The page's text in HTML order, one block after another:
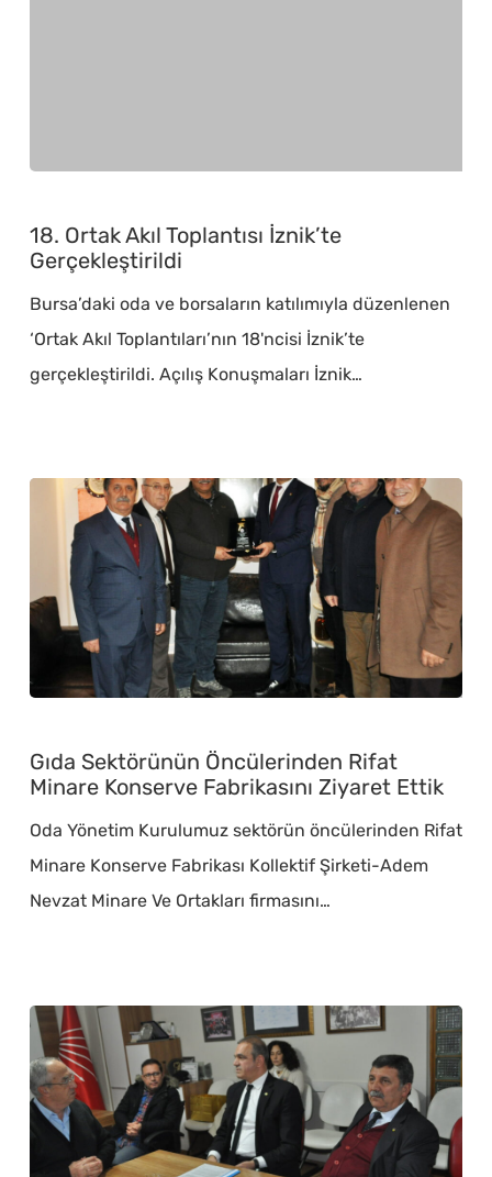
Ortak
Akıl
Toplantısı
İznik’te
Gerçekleştirildi
18. Ortak Akıl Toplantısı İznik’te
Gerçekleştirildi
Bursa’daki oda ve borsaların katılımıyla düzenlenen
‘Ortak Akıl Toplantıları’nın 18'ncisi İznik’te
gerçekleştirildi. Açılış Konuşmaları İznik…
Sektörünün
Öncülerinden
Rifat
Minare
Konserve
Gıda Sektörünün Öncülerinden Rifat
Minare Konserve Fabrikasını Ziyaret Ettik
Oda Yönetim Kurulumuz sektörün öncülerinden Rifat
Minare Konserve Fabrikası Kollektif Şirketi-Adem
Nevzat Minare Ve Ortakları firmasını…